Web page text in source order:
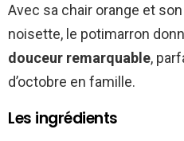
Avec sa chair orange et
noisette, le potimarron
douceur remarquable,
d’octobre en famille.
Les ingrédients